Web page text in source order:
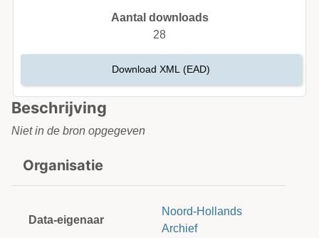
Beschrijving
Niet in de bron opgegeven
Organisatie
Data-eigenaar
Noord-Hollands
Archief
Aantal downloads
28
Download XML (EAD)